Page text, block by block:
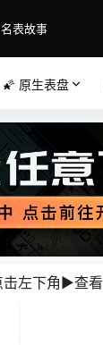
名表故事
🌠 原生表盘
击左下角▶️查看️